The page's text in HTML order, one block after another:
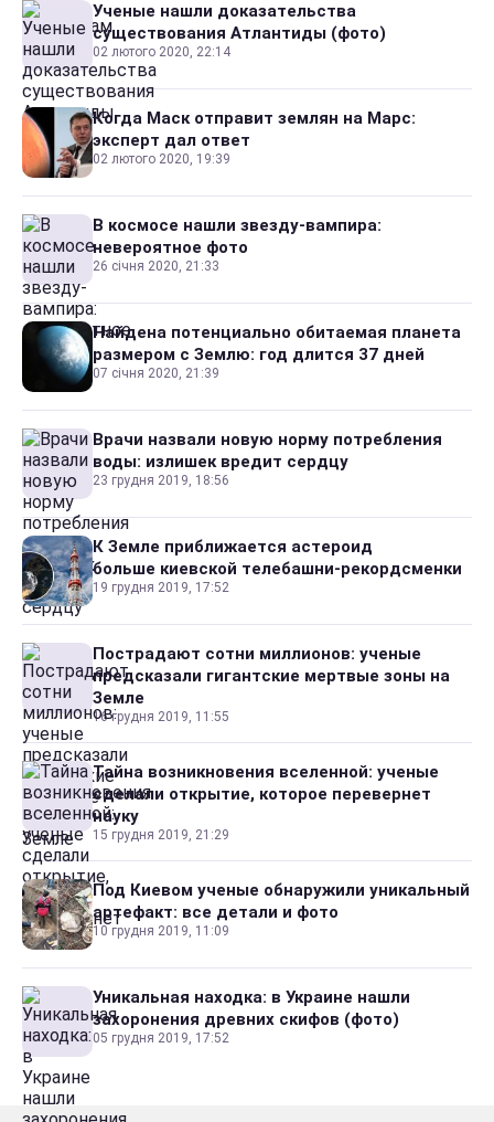
Ученые нашли доказательства
существования Атлантиды (фото)
02 лютого 2020, 22:14
Когда Маск отправит землян на Марс:
эксперт дал ответ
02 лютого 2020, 19:39
В космосе нашли звезду-вампира:
невероятное фото
26 січня 2020, 21:33
Найдена потенциально обитаемая планета
размером с Землю: год длится 37 дней
07 січня 2020, 21:39
Врачи назвали новую норму потребления
воды: излишек вредит сердцу
23 грудня 2019, 18:56
К Земле приближается астероид
больше киевской телебашни-рекордсменки
19 грудня 2019, 17:52
Пострадают сотни миллионов: ученые
предсказали гигантские мертвые зоны на
Земле
16 грудня 2019, 11:55
Тайна возникновения вселенной: ученые
сделали открытие, которое перевернет
науку
15 грудня 2019, 21:29
Под Киевом ученые обнаружили уникальный
артефакт: все детали и фото
10 грудня 2019, 11:09
Уникальная находка: в Украине нашли
захоронения древних скифов (фото)
05 грудня 2019, 17:52